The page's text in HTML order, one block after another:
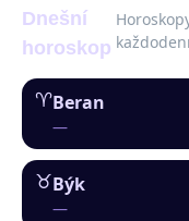
Dnešní
horoskop
♈︎Beran
—
♉︎Býk
—